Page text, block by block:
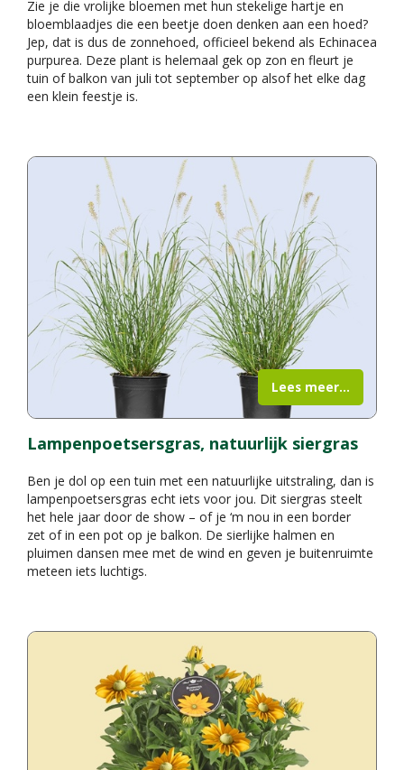
Zie je die vrolijke bloemen met hun stekelige hartje en
bloemblaadjes die een beetje doen denken aan een hoed?
Jep, dat is dus de zonnehoed, officieel bekend als Echinacea
purpurea. Deze plant is helemaal gek op zon en fleurt je
tuin of balkon van juli tot september op alsof het elke dag
een klein feestje is.
Lampenpoetsersgras, natuurlijk siergras
Ben je dol op een tuin met een natuurlijke uitstraling, dan is
lampenpoetsersgras echt iets voor jou. Dit siergras steelt
het hele jaar door de show – of je ‘m nou in een border
zet of in een pot op je balkon. De sierlijke halmen en
pluimen dansen mee met de wind en geven je buitenruimte
meteen iets luchtigs.
Lees meer...